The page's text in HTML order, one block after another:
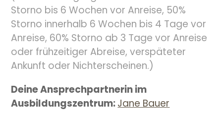
Storno bis 6 Wochen vor Anreise, 50%
Storno innerhalb 6 Wochen bis 4 Tage vor
Anreise, 60% Storno ab 3 Tage vor Anreise
oder frühzeitiger Abreise, verspäteter
Ankunft oder Nichterscheinen.)
Deine Ansprechpartnerin im
Ausbildungszentrum:Jane Bauer